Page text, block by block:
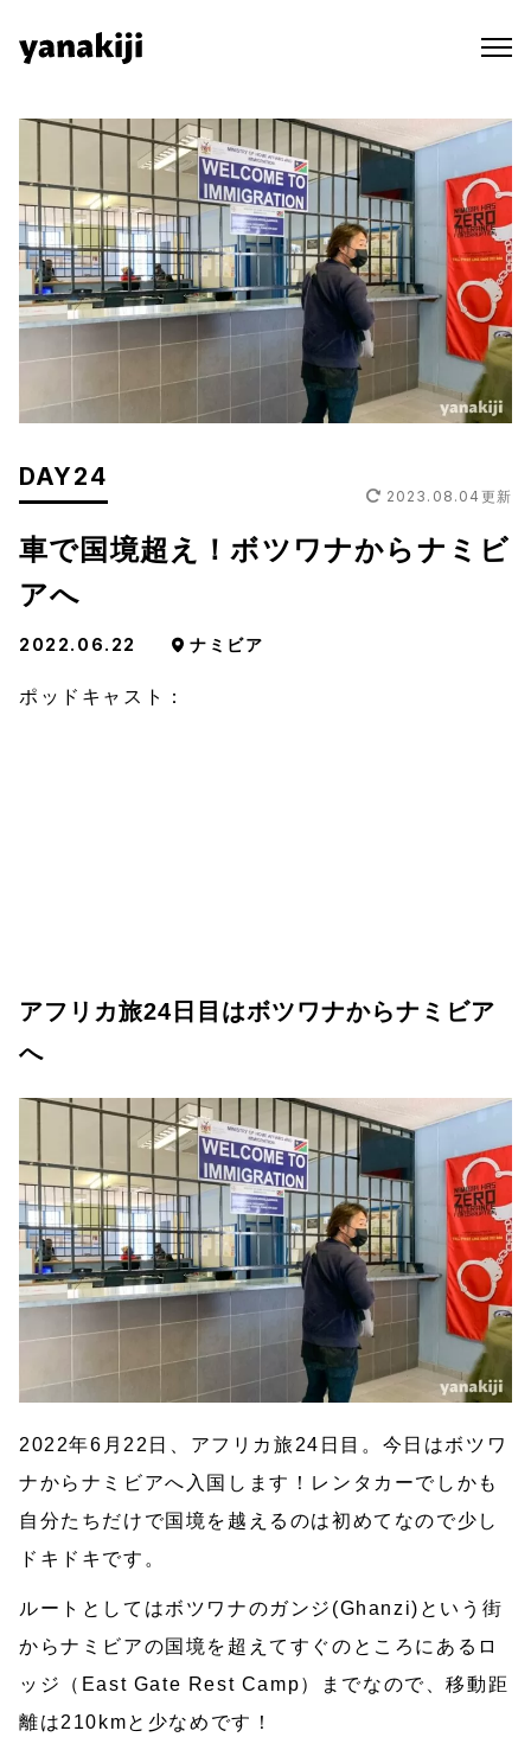
content
DAY24
2023.08.04 更新
車で国境超え！ボツワナからナミビ
アへ
2022.06.22 ナミビア
ポッドキャスト：
アフリカ旅24日目はボツワナからナミビア
へ
2022年6月22日、アフリカ旅24日目。今日はボツワ
ナからナミビアへ入国します！レンタカーでしかも
自分たちだけで国境を越えるのは初めてなので少し
ドキドキです。
ルートとしてはボツワナのガンジ(Ghanzi)という街
からナミビアの国境を超えてすぐのところにあるロ
ッジ（East Gate Rest Camp）までなので、移動距
離は210kmと少なめです！